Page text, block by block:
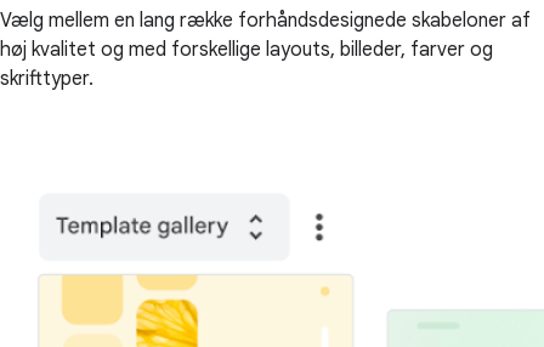
Vælg mellem en lang række forhåndsdesignede skabeloner af
høj kvalitet og med forskellige layouts, billeder, farver og
skrifttyper.